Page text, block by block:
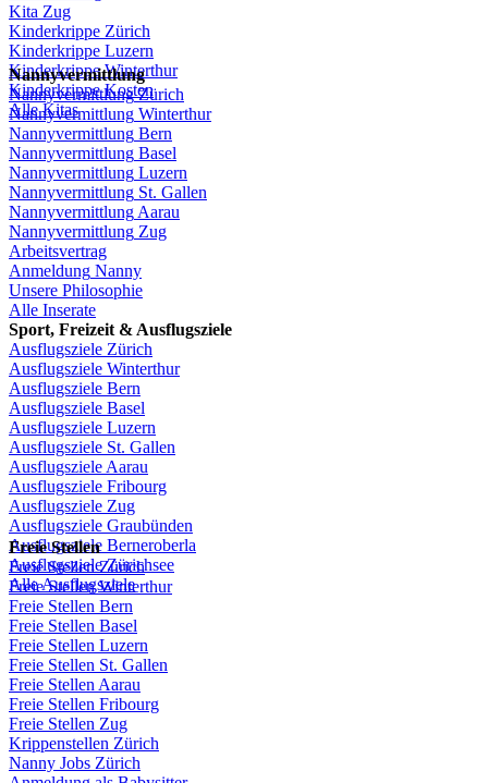
Kita Zug
Kinderkrippe Zürich
Kinderkrippe Luzern
KinderkrippeWinterthur
Kinderkrippe Kosten
Alle Kitas
Nannyvermittlung
Nannyvermittlung Zürich
Nannyvermittlung Winterthur
Nannyvermittlung Bern
Nannyvermittlung Basel
Nannyvermittlung Luzern
Nannyvermittlung St. Gallen
Nannyvermittlung Aarau
Nannyvermittlung Zug
Arbeitsvertrag
Anmeldung Nanny
Unsere Philosophie
Alle Inserate
Sport, Freizeit & Ausflugsziele
Ausflugsziele Zürich
Ausflugsziele Winterthur
Ausflugsziele Bern
Ausflugsziele Basel
Ausflugsziele Luzern
Ausflugsziele St. Gallen
Ausflugsziele Aarau
Ausflugsziele Fribourg
Ausflugsziele Zug
Ausflugsziele Graubünden
Ausflugsziele Berneroberla
Ausflugsziele Zürichsee
Alle Ausflugsziele
Freie Stellen
Freie Stellen Zürich
Freie StellenWinterthur
Freie Stellen Bern
Freie Stellen Basel
Freie Stellen Luzern
Freie Stellen St. Gallen
Freie Stellen Aarau
Freie Stellen Fribourg
Freie Stellen Zug
Krippenstellen Zürich
Nanny Jobs Zürich